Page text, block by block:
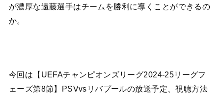
が濃厚な遠藤選手はチームを勝利に導くことができるの
か。
今回は【UEFAチャンピオンズリーグ2024-25リーグフ
ェーズ第8節】PSVvsリバプールの放送予定、視聴方法